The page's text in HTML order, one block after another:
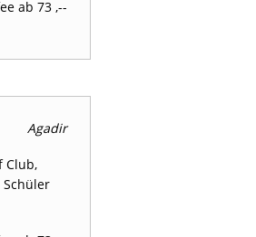
ab 73 ,--
Agadir
Club,
Schüler